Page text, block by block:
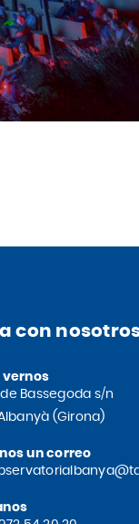
con
vernos
Bassegoda s/n
Albanyà (Girona)
un correo